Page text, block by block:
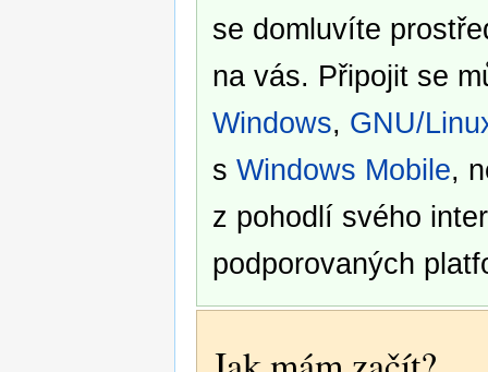
se domluvíte
na vás. Připojit se
Windows, GNU/
s Windows Mobile,
z pohodlí svého
podporovaných